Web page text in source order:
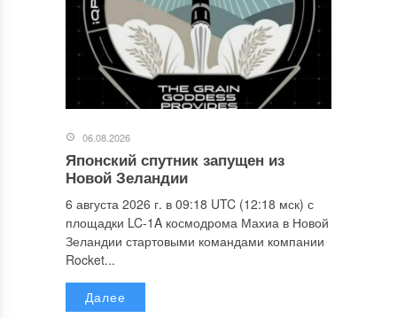
06.08.2026
Японский спутник запущен из
Новой Зеландии
6 августа 2026 г. в 09:18 UTC (12:18 мск) с
площадки LC-1A космодрома Махиа в Новой
Зеландии стартовыми командами компании
Rocket...
Далее